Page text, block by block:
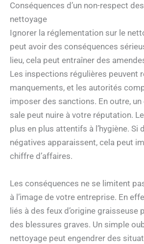
Conséquences d’un non-respect
nettoyage
Ignorer la réglementation sur le
peut avoir des conséquences
lieu, cela peut entraîner des
Les inspections régulières peuvent
manquements, et les autorités
imposer des sanctions. En outre,
sale peut nuire à votre réputation.
plus en plus attentifs à l’hygiène. Si
négatives apparaissent, cela peut
chiffre d’affaires.
Les conséquences ne se limitent
à l’image de votre entreprise. En
liés à des feux d’origine graisseuse
des blessures graves. Un simple
nettoyage peut engendrer des